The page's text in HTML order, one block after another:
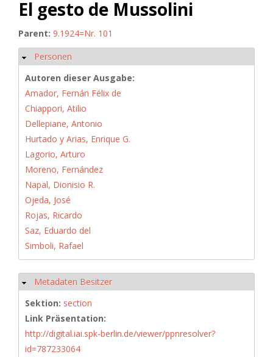
El gesto de Mussolini
Parent: 9.1924=Nr. 101
Hide
Personen
Autoren dieser Ausgabe:
Amador, Fernán Félix de
Chiappori, Atilio
Dellepiane, Antonio
Hurtado y Arias, Enrique G.
Lagorio, Arturo
Moreno, Fernández
Napal, Dionisio R.
Ojeda, José
Rojas, Ricardo
Saz, Eduardo del
Simboli, Rafael
Hide
Metadaten Besitzer
Sektion: section
Link Präsentation:
http://digital.iai.spk-berlin.de/viewer/ppnresolver?
id=787233064